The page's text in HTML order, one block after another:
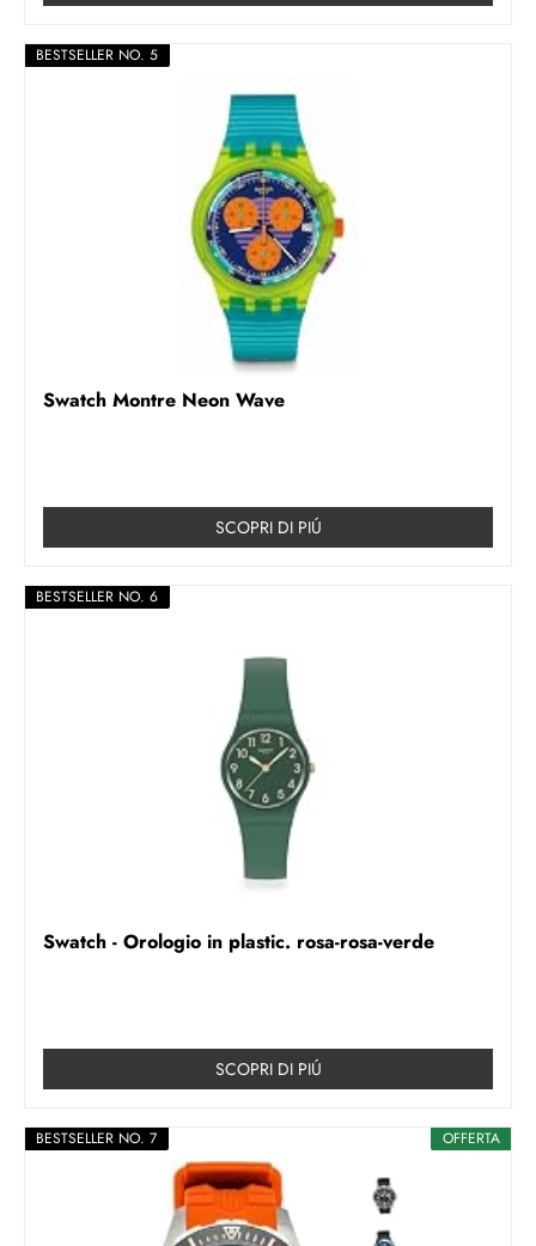
BESTSELLER NO. 5
Swatch Montre Neon Wave
SCOPRI DI PIÚ
BESTSELLER NO. 6
Swatch - Orologio in plastic. rosa-rosa-verde
SCOPRI DI PIÚ
OFFERTA
BESTSELLER NO. 7